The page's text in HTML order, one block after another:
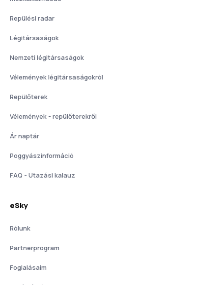
Repülési radar
Légitársaságok
Nemzeti légitársaságok
Vélemények légitársaságokról
Repülőterek
Vélemények - repülőterekről
Ár naptár
Poggyászinformáció
FAQ - Utazási kalauz
eSky
Rólunk
Partnerprogram
Foglalásaim